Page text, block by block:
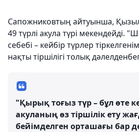
Сапожниковтың айтуынша,
49 түрлі акула түрі мекендейді.
себебі – кейбір түрлер
нақты тіршілігі толық
"Қырық тоғыз түр – бұл өте
акуланың өз тіршілік ету
бейімделген орташағы бар